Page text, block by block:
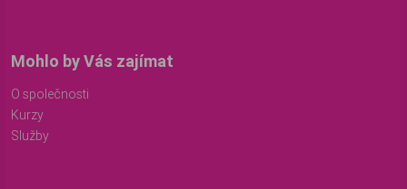
Mohlo by Vás zajímat
O společnosti
Kurzy
Služby